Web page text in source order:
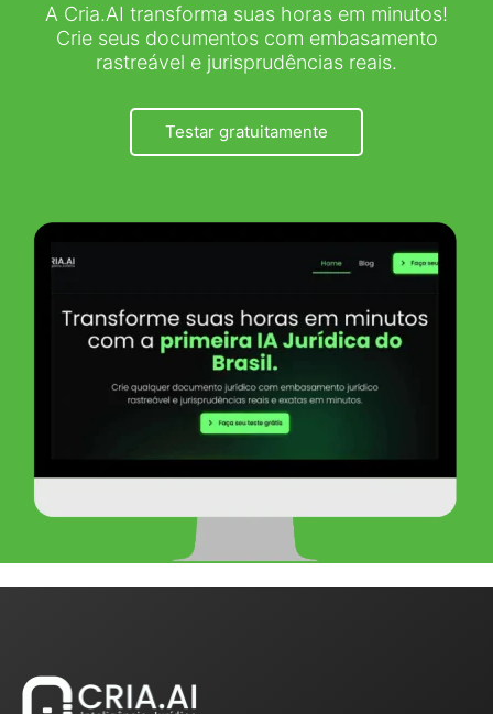
A Cria.AI transforma suas horas em minutos!
Crie seus documentos com embasamento
rastreável e jurisprudências reais.
Testar gratuitamente